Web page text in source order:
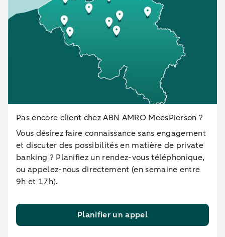
Pas encore client chez ABN AMRO MeesPierson ?
Vous désirez faire connaissance sans engagement
et discuter des possibilités en matière de private
banking ? Planifiez un rendez-vous téléphonique,
ou appelez-nous directement (en semaine entre
9h et 17h).
Planifier un appel